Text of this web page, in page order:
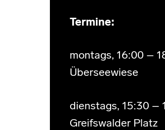
Termine:
montags, 16:00 –
Überseewiese
dienstags, 15:30 –
Greifswalder Platz